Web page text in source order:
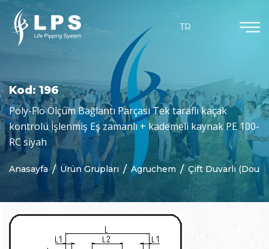
TR
Kod: 196
Poly-Flo Ölçüm Bağlantı Parçası Tek taraflı kaçak
kontrolü İşlenmiş Eş zamanlı + kademeli kaynak PE 100-
RC siyah
Anasayfa Ürün Grupları Agruchem Çift Duvarlı
Hakkımızda
Neden Biz
Agruchem
Yarı Mamul Ürünler
Purad
Özelleştirilmiş Parçalar
Beton Koruma
Haberler
Kataloglar